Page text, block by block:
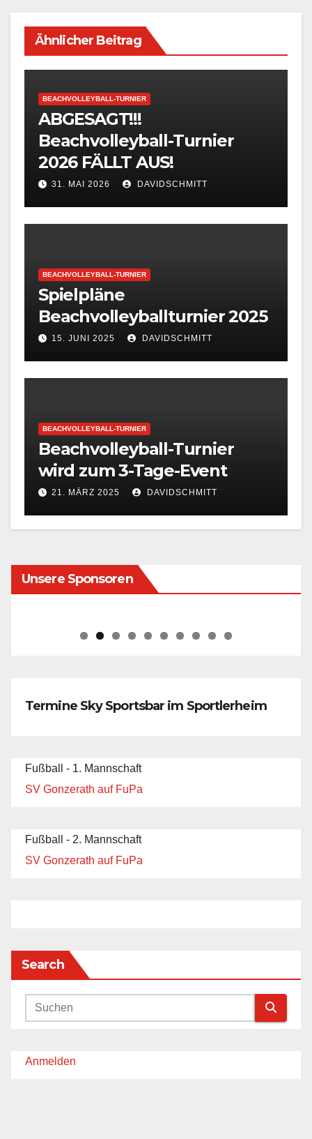
Ähnlicher Beitrag
BEACHVOLLEYBALL-TURNIER
ABGESAGT!!!
Beachvolleyball-Turnier
2026 FÄLLT AUS!
31. MAI 2026 DAVIDSCHMITT
BEACHVOLLEYBALL-TURNIER
Spielpläne
Beachvolleyballturnier 2025
15. JUNI 2025 DAVIDSCHMITT
BEACHVOLLEYBALL-TURNIER
Beachvolleyball-Turnier
wird zum 3-Tage-Event
21. MÄRZ 2025 DAVIDSCHMITT
Unsere Sponsoren
0
Termine Sky Sportsbar im Sportlerheim
Fußball - 1. Mannschaft
SV Gonzerath auf FuPa
Fußball - 2. Mannschaft
SV Gonzerath auf FuPa
Search
Anmelden